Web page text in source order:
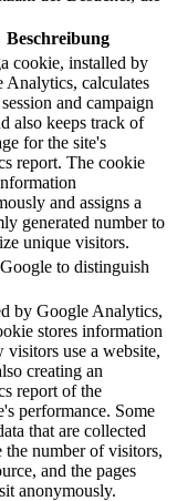
Beschreibung
cookie, installed by
Analytics, calculates
and campaign
also keeps track of
for the site's
report. The cookie
and assigns a
generated number to
unique visitors.
to distinguish
by Google Analytics,
stores information
visitors use a website,
creating an
report of the
performance. Some
that are collected
the number of visitors,
and the pages
anonymously.